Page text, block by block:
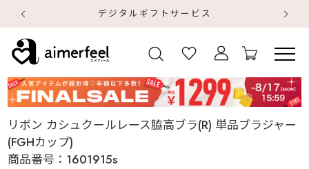
デジタルギフトサービス
リボン カシュクールレース脇高ブラ(R) 単品ブラジャー
(FGHカップ)
商品番号： 1601915s